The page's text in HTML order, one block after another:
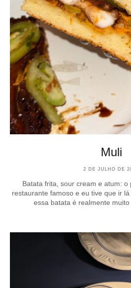
Muli
2 DE JULHO DE
Batata frita, sour cream e atum: o
restaurante famoso e eu tive que ir
essa batata é realmente